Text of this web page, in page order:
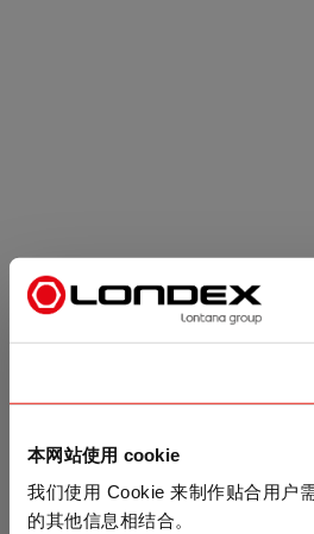
本网站使用 cookie
我们使用 Cookie 来制作贴合用户
的其他信息相结合。